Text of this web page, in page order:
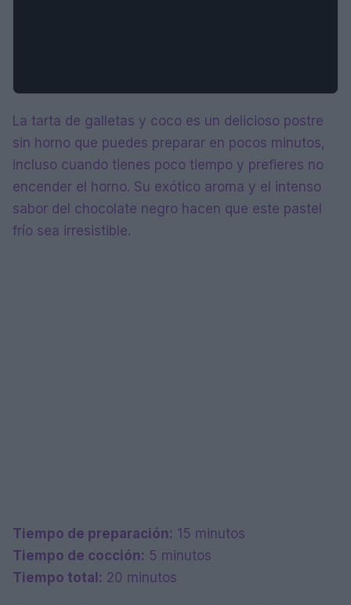
La tarta de galletas y coco es un delicioso postre
sin horno que puedes preparar en pocos minutos,
incluso cuando tienes poco tiempo y prefieres no
encender el horno. Su exótico aroma y el intenso
sabor del chocolate negro hacen que este pastel
frío sea irresistible.
Tiempo de preparación: 15 minutos
Tiempo de cocción: 5 minutos
Tiempo total: 20 minutos